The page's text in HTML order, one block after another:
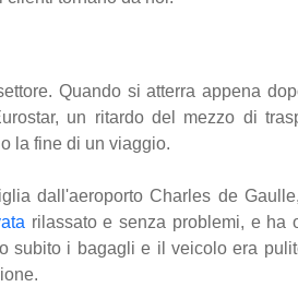
Quando si atterra appena
un ritardo del mezzo di
la fine di un viaggio.
dall'aeroporto Charles de
rilassato e senza problemi, e ha
subito i bagagli e il veicolo era